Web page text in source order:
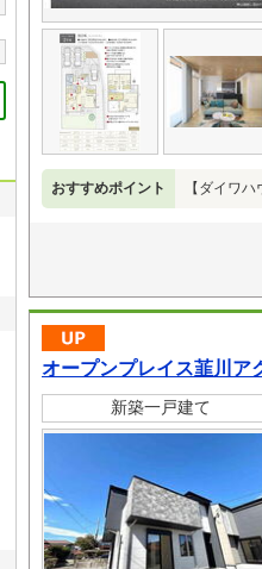
おすすめポイント 【ダイワ
オープンプレイス韮川ア
新築一戸建て